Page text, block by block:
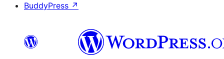
BuddyPress ↗